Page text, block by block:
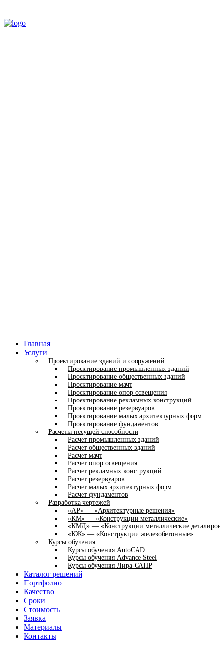
Главная
Услуги
Проектирование зданий и сооружений
Проектирование промышленных зданий
Проектирование общественных зданий
Проектирование мачт
Проектирование опор освещения
Проектирование рекламных конструкций
Проектирование резервуаров
Проектирование малых архитектурных форм
Проектирование фундаментов
Расчеты несущей способности
Расчет промышленных зданий
Расчет общественных зданий
Расчет мачт
Расчет опор освещения
Расчет рекламных конструкций
Расчет резервуаров
Расчет малых архитектурных форм
Расчет фундаментов
Разработка чертежей
«АР» — «Архитектурные решения»
«КМ» — «Конструкции металлические»
«КМД» — «Конструкции металлические
«КЖ» — «Конструкции железобетонные»
Курсы обучения
Курсы обучения AutoCAD
Курсы обучения Advance Steel
Курсы обучения Лира-САПР
Каталог решений
Портфолио
Качество
Сроки
Стоимость
Заявка
Материалы
Контакты